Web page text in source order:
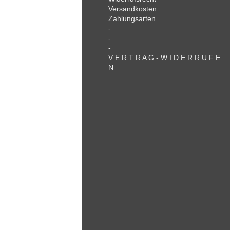
Versandkosten
Zahlungsarten
-
-
-
V E R T R A G - W I D E R R U F E
N